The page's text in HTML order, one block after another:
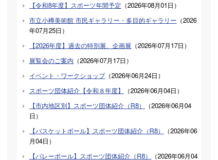
【令和8年度】スポーツ年間予定 （2026年08月01日 ）
市立小樽美術館 市民ギャラリー・多目的ギャラリー （2026
年07月25日 ）
【2026年度】過去の特別展、企画展 （2026年07月17日 ）
展覧会のご案内 （2026年07月17日 ）
イベント・ワークショップ（2026年06月24日 ）
スポーツ団体紹介【令和８年度】
（2026年06月04日 ）
【市内地区別】スポーツ団体紹介（R8）
（2026年06月04
日 ）
【バスケットボール】スポーツ団体紹介（R8）
（2026年06
月04日 ）
【バレーボール】スポーツ団体紹介（R8）
（2026年06月04